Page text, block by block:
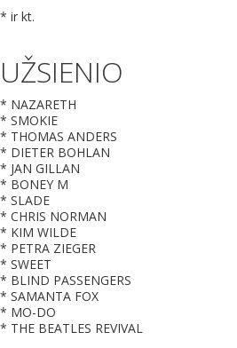
* ir kt.
UŽSIENIO
* NAZARETH
* SMOKIE
* THOMAS ANDERS
* DIETER BOHLAN
* JAN GILLAN
* BONEY M
* SLADE
* CHRIS NORMAN
* KIM WILDE
* PETRA ZIEGER
* SWEET
* BLIND PASSENGERS
* SAMANTA FOX
* MO-DO
* THE BEATLES REVIVAL